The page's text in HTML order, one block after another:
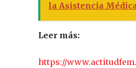
la Asistencia
Leer más:
https://